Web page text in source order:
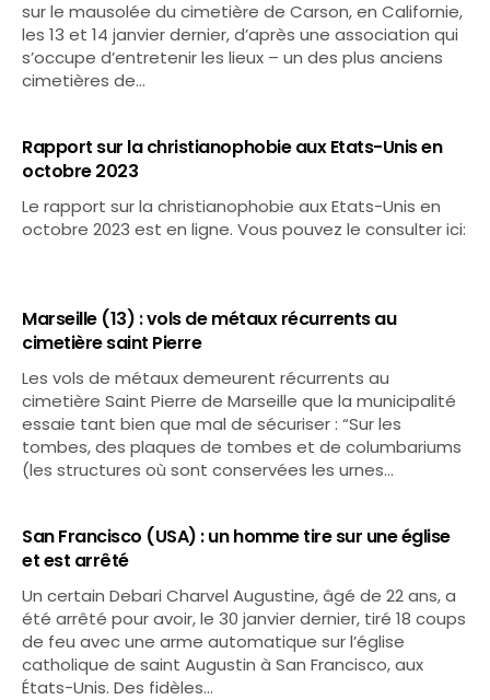
sur le mausolée du cimetière de Carson, en Californie,
les 13 et 14 janvier dernier, d’après une association qui
s’occupe d’entretenir les lieux – un des plus anciens
cimetières de…
Rapport sur la christianophobie aux Etats-Unis en
octobre 2023
Le rapport sur la christianophobie aux Etats-Unis en
octobre 2023 est en ligne. Vous pouvez le consulter ici:
Marseille (13) : vols de métaux récurrents au
cimetière saint Pierre
Les vols de métaux demeurent récurrents au
cimetière Saint Pierre de Marseille que la municipalité
essaie tant bien que mal de sécuriser : “Sur les
tombes, des plaques de tombes et de columbariums
(les structures où sont conservées les urnes…
San Francisco (USA) : un homme tire sur une église
et est arrêté
Un certain Debari Charvel Augustine, âgé de 22 ans, a
été arrêté pour avoir, le 30 janvier dernier, tiré 18 coups
de feu avec une arme automatique sur l’église
catholique de saint Augustin à San Francisco, aux
États-Unis. Des fidèles…